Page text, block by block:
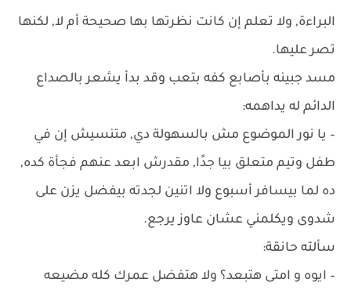
البراءة, ولا تعلم إن كانت نظرتها بها صحيحة أم لا, لكنها
تصر عليها.
مسد جبينه بأصابع كفه بتعب وقد بدأ يشعر بالصداع
الدائم له يداهمه:
– يا نور الموضوع مش بالسهولة دي, متنسيش إن في
طفل وتيم متعلق بيا جدًا, مقدرش ابعد عنهم فجأة كده,
ده لما بيسافر أسبوع ولا اتنين لجدته بيفضل يزن على
شدوى ويكلمني عشان عاوز يرجع.
سألته حانقة:
– ايوه و امتى هتبعد؟ ولا هتفضل عمرك كله مضيعه